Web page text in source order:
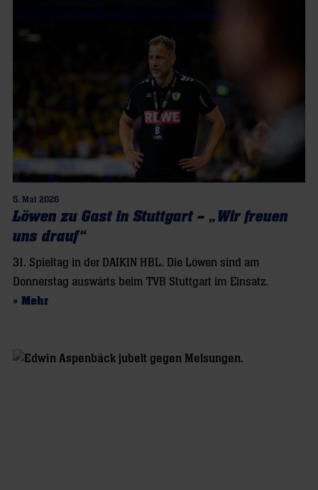
5. Mai 2026
Löwen zu Gast in Stuttgart – „Wir freuen
uns drauf“
31. Spieltag in der DAIKIN HBL. Die Löwen sind am
Donnerstag auswärts beim TVB Stuttgart im Einsatz.
» Mehr